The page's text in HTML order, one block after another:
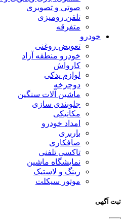
صوتی و تصویری
تلفن رومیزی
متفرقه
خودرو
تعویض روغنی
خودرو منطقه آزاد
کارواش
لوازم یدکی
دوچرخه
ماشین آلات سنگین
جلوبندی سازی
مکانیکی
امداد خودرو
باربری
صافکاری
تاکسی تلفنی
نمایشگاه ماشین
رینگ و لاستیک
موتور سیکلت
ثبت آگهی